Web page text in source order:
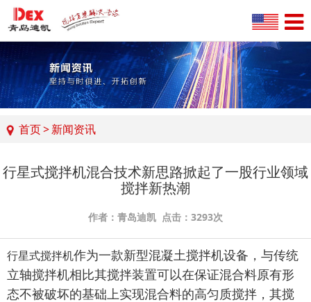
首页>新闻资讯
行星式搅拌机混合技术新思路掀起了一股行业领域
搅拌新热潮
作者：青岛迪凯 点击：3293次
行星式搅拌机作为一款新型混凝土搅拌机设备，与传统
立轴搅拌机相比其搅拌装置可以在保证混合料原有形
态不被破坏的基础上实现混合料的高匀质搅拌，其搅